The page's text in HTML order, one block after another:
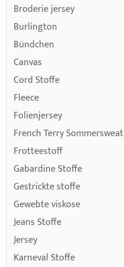
Broderie jersey
Burlington
Bündchen
Canvas
Cord Stoffe
Fleece
Folienjersey
French Terry Sommersweat
Frotteestoff
Gabardine Stoffe
Gestrickte stoffe
Gewebte viskose
Jeans Stoffe
Jersey
Karneval Stoffe